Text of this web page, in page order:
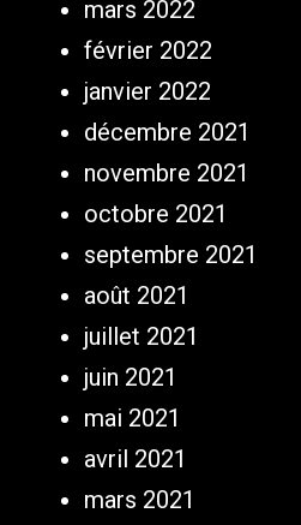
mars 2022
février 2022
janvier 2022
décembre 2021
novembre 2021
octobre 2021
septembre 2021
août 2021
juillet 2021
juin 2021
mai 2021
avril 2021
mars 2021